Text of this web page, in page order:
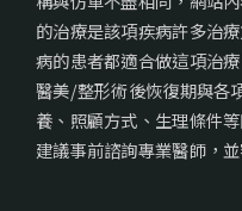
的治療是該項疾病許多治
病的患者都適合做這項治
醫美/整形術後恢復期與各
養、照顧方式、生理條件
建議事前諮詢專業醫師，